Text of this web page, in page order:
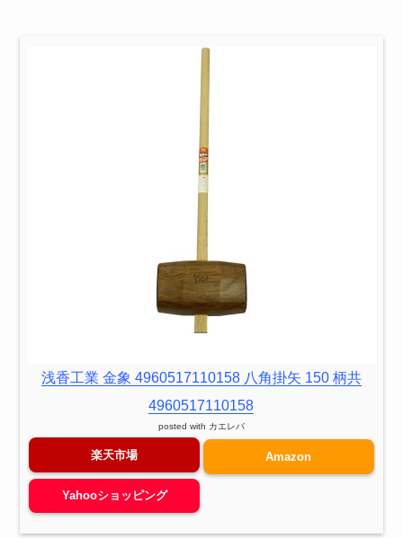
浅香工業 金象 4960517110158 八角掛矢 150 柄共
4960517110158
posted with カエレバ
楽天市場 Amazon
Yahooショッピング